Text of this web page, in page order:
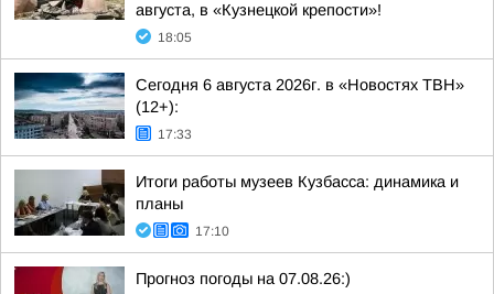
августа, в «Кузнецкой крепости»!
18:05
Сегодня 6 августа 2026г. в «Новостях ТВН»
(12+):
17:33
Итоги работы музеев Кузбасса: динамика и
планы
17:10
Прогноз погоды на 07.08.26:)